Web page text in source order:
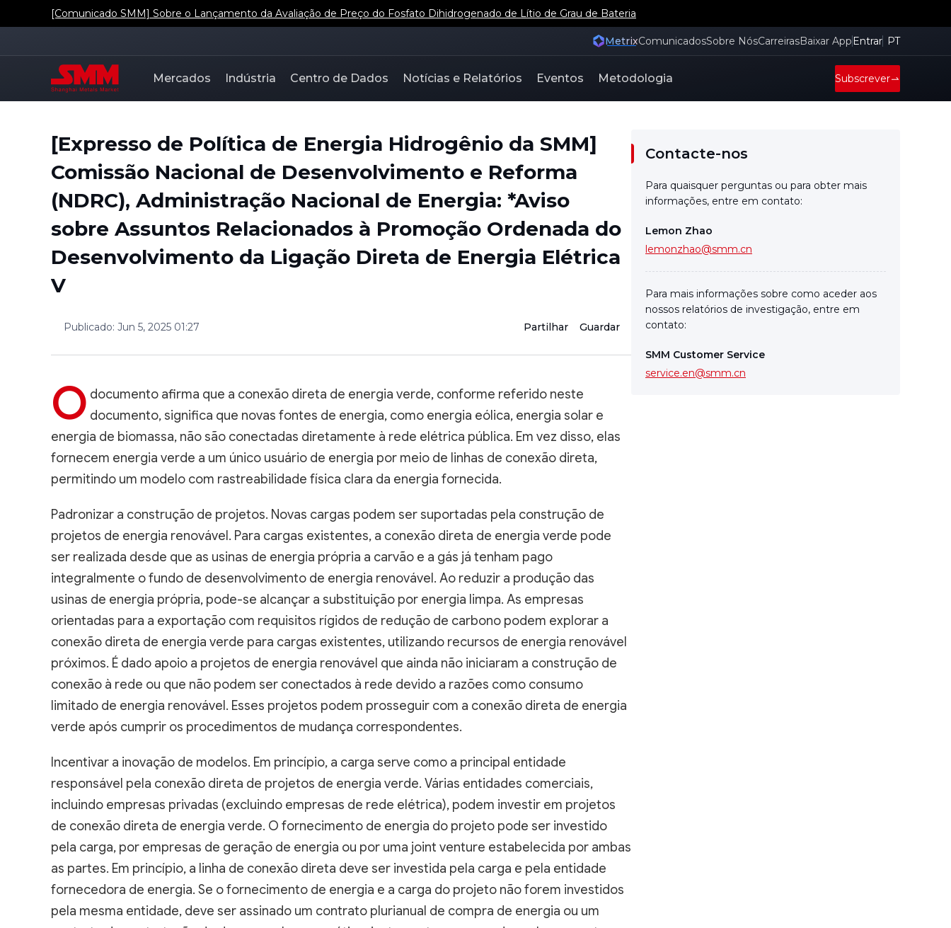
[Comunicado SMM] Sobre o Lançamento da Avaliação de Preço do Fosfato Dihidrogenado de Lítio de Grau de Bateria
MetrixComunicadosSobre NósCarreirasBaixar App Entrar PT
Mercados Indústria Centro de Dados Notícias e Relatórios Eventos Metodologia Subscrever
[Expresso de Política de Energia Hidrogênio da SMM]
Comissão Nacional de Desenvolvimento e Reforma
(NDRC), Administração Nacional de Energia: *Aviso
sobre Assuntos Relacionados à Promoção Ordenada do
Desenvolvimento da Ligação Direta de Energia Elétrica
V
Publicado: Jun 5, 2025 01:27 Partilhar Guardar
O documento afirma que a conexão direta de energia verde, conforme referido neste
documento, significa que novas fontes de energia, como energia eólica, energia solar e
energia de biomassa, não são conectadas diretamente à rede elétrica pública. Em vez disso, elas
fornecem energia verde a um único usuário de energia por meio de linhas de conexão direta,
permitindo um modelo com rastreabilidade física clara da energia fornecida.
Padronizar a construção de projetos. Novas cargas podem ser suportadas pela construção de
projetos de energia renovável. Para cargas existentes, a conexão direta de energia verde pode
ser realizada desde que as usinas de energia própria a carvão e a gás já tenham pago
integralmente o fundo de desenvolvimento de energia renovável. Ao reduzir a produção das
usinas de energia própria, pode-se alcançar a substituição por energia limpa. As empresas
orientadas para a exportação com requisitos rígidos de redução de carbono podem explorar a
conexão direta de energia verde para cargas existentes, utilizando recursos de energia renovável
próximos. É dado apoio a projetos de energia renovável que ainda não iniciaram a construção de
conexão à rede ou que não podem ser conectados à rede devido a razões como consumo
limitado de energia renovável. Esses projetos podem prosseguir com a conexão direta de energia
verde após cumprir os procedimentos de mudança correspondentes.
Incentivar a inovação de modelos. Em princípio, a carga serve como a principal entidade
responsável pela conexão direta de projetos de energia verde. Várias entidades comerciais,
incluindo empresas privadas (excluindo empresas de rede elétrica), podem investir em projetos
de conexão direta de energia verde. O fornecimento de energia do projeto pode ser investido
pela carga, por empresas de geração de energia ou por uma joint venture estabelecida por ambas
as partes. Em princípio, a linha de conexão direta deve ser investida pela carga e pela entidade
fornecedora de energia. Se o fornecimento de energia e a carga do projeto não forem investidos
pela mesma entidade, deve ser assinado um contrato plurianual de compra de energia ou um
Contacte-nos
Para quaisquer perguntas ou para obter mais
informações, entre em contato:
Lemon Zhao
lemonzhao@smm.cn
Para mais informações sobre como aceder aos
nossos relatórios de investigação, entre em
contato:
SMM Customer Service
service.en@smm.cn